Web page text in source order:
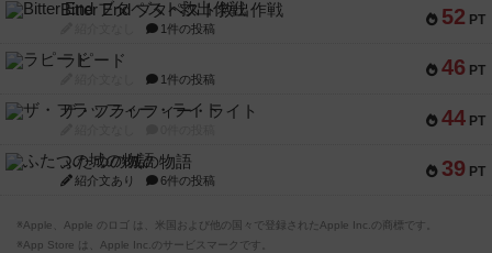
52 PT
Bitter End ブタペスト救出作戦
1件の投稿
46 PT
ラピード
1件の投稿
44 PT
ザ・フラッフィー・ライト
39 PT
ふたつの城の物語
紹介文あり 6件の投稿
※Apple、Apple のロゴ は、米国および他の国々で登録されたApple Inc.の商標です。
※App Store は、Apple Inc.のサービスマークです。